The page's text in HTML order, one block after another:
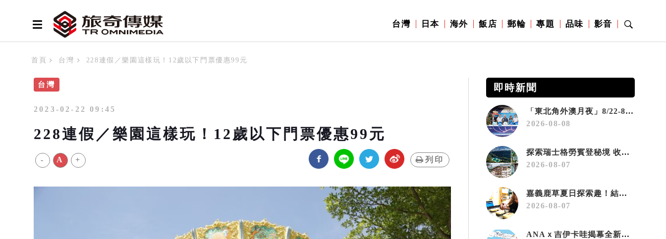
台灣 日本 海外 飯店 郵輪 專題 品味 影音
首頁 台灣 228連假／樂園這樣玩！12歲以下門票優惠99元
台灣
2023-02-22 09:45
228連假／樂園這樣玩！12歲以下門票優惠99元
- A + 列印
即時新聞
「東北角外澳月夜」8/22-8/23浪漫登場 串聯五漁村、音樂、市集、火舞與慢旅共度夏夜
2026-08-08
探索瑞士格勞賓登秘境 收藏六種阿爾卑斯夏日療癒之旅
2026-08-07
嘉義鹿草夏日探索趣！結合科學、農場與自然的親子小旅行
2026-08-07
ANAｘ吉伊卡哇揭幕全新彩繪機「Chiikawa JET」